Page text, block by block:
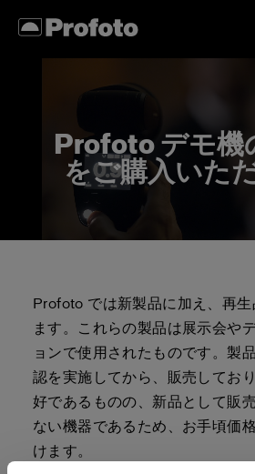
Profoto デモ機
をご購入いた
Profoto では新製品に加え、再
ます。これらの製品は展示会や
ョンで使用されたものです。製
認を実施してから、販売してお
好であるものの、新品として販
ない機器であるため、お手頃価
けます。